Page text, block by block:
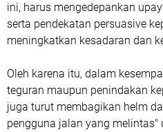
ini, harus mengedepankan
serta pendekatan persuasive
meningkatkan kesadaran dan
Oleh karena itu, dalam
teguran maupun penindakan
juga turut membagikan helm
pengguna jalan yang melintas"